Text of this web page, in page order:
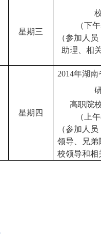
星期三
（下午
（参加人
助理、相
星期四
2014年湖南
高职院
（上午
（参加人
领导、兄弟
校领导和相